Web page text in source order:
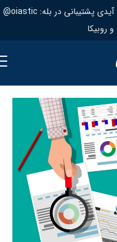
@oiastic :آیدی پشتیبانی در بله
و روبیکا